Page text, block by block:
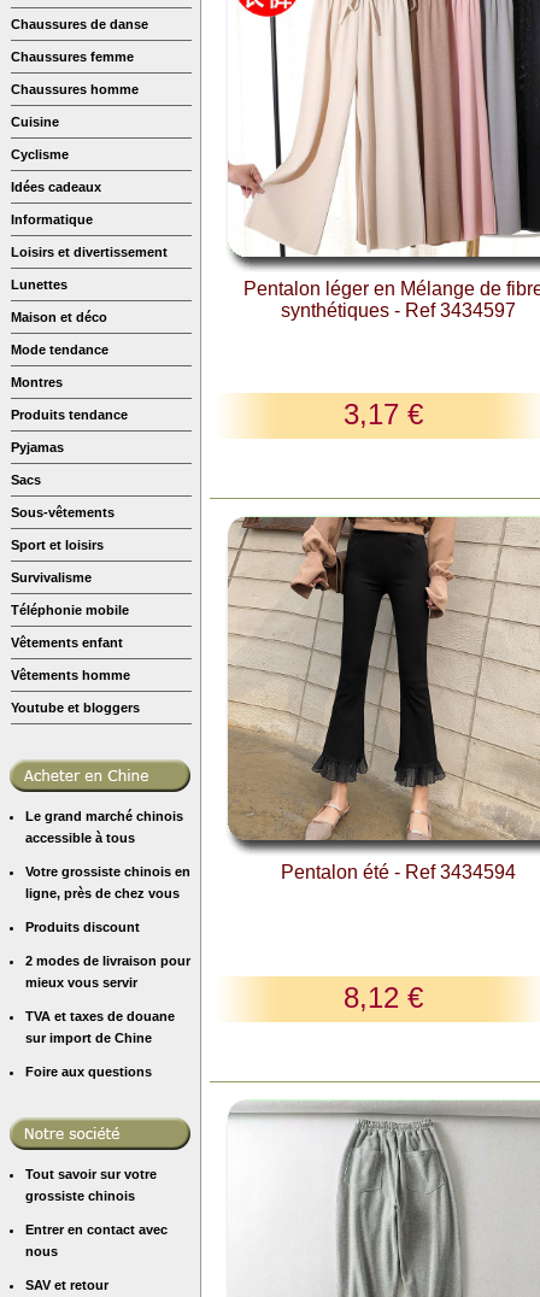
Chaussures de danse
Chaussures femme
Chaussures homme
Cuisine
Cyclisme
Idées cadeaux
Informatique
Loisirs et divertissement
Lunettes
Maison et déco
Mode tendance
Montres
Produits tendance
Pyjamas
Sacs
Sous-vêtements
Sport et loisirs
Survivalisme
Téléphonie mobile
Vêtements enfant
Vêtements homme
Youtube et bloggers
Le grand marché chinois
accessible à tous
Votre grossiste chinois en
ligne, près de chez vous
Produits discount
2 modes de livraison pour
mieux vous servir
TVA et taxes de douane
sur import de Chine
Foire aux questions
Tout savoir sur votre
grossiste chinois
Entrer en contact avec
nous
SAV et retour
Pentalon léger en Mélange de
synthétiques - Ref 3434597
3,17 €
Pentalon été - Ref 3434594
8,12 €